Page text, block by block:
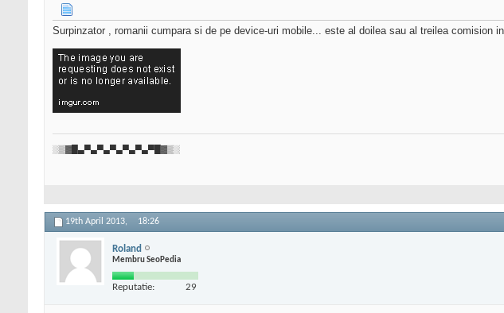
Surpinzator , romanii cumpara si de pe device-uri mobile... este al doilea sau al treilea comision
░▒▓█▄▀▄▀▄▀▄▀▄▀▄▀█▓▒░
19th April 2013, 18:26
Roland
Membru SeoPedia
Reputatie: 29